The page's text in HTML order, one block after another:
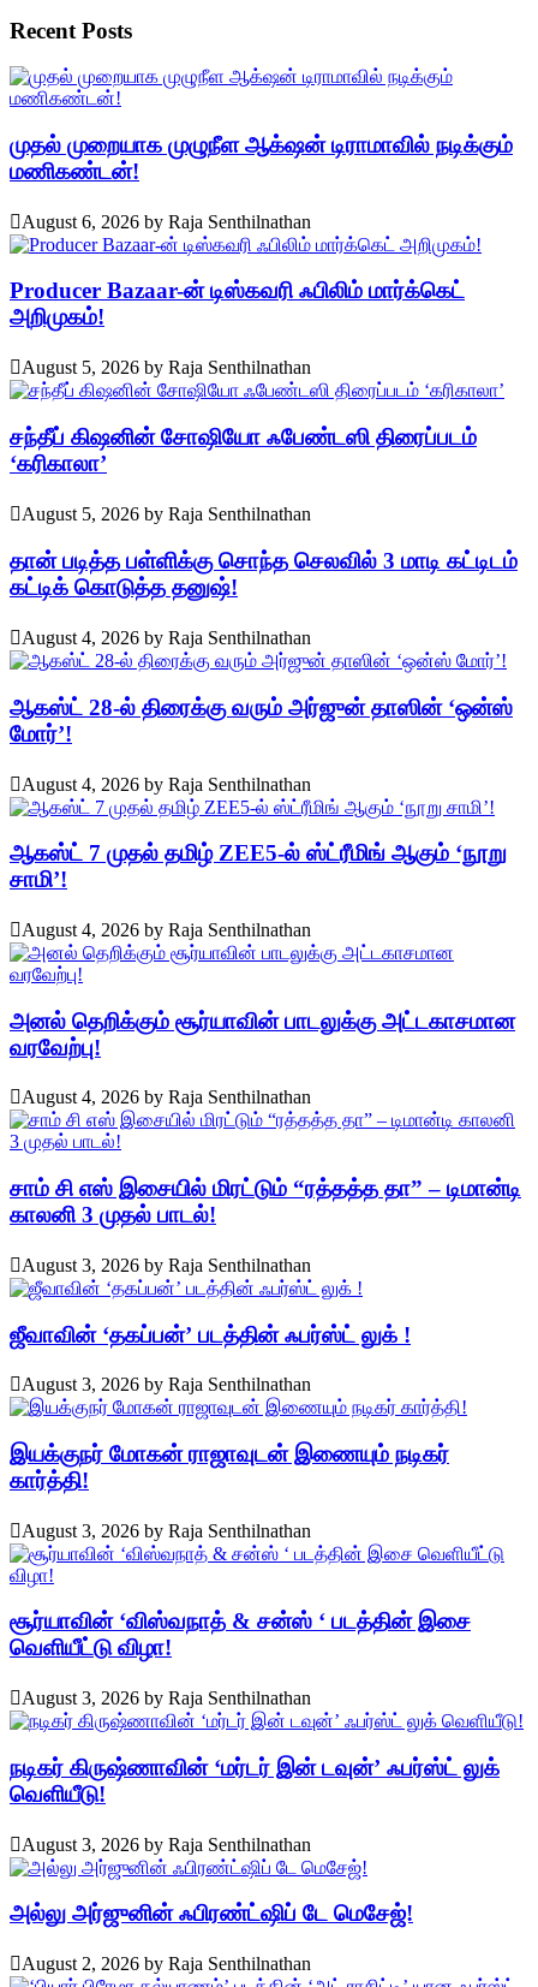
Recent Posts
முதல் முறையாக முழுநீள ஆக்‌ஷன் டிராமாவில் நடிக்கும்
மணிகண்டன்!
August 6, 2026 by Raja Senthilnathan
Producer Bazaar-ன் டிஸ்கவரி ஃபிலிம் மார்க்கெட்
அறிமுகம்!
August 5, 2026 by Raja Senthilnathan
சந்தீப் கிஷனின் சோஷியோ ஃபேண்டஸி திரைப்படம்
‘கரிகாலா’
August 5, 2026 by Raja Senthilnathan
தான் படித்த பள்ளிக்கு சொந்த செலவில் 3 மாடி கட்டிடம்
கட்டிக் கொடுத்த தனுஷ்!
August 4, 2026 by Raja Senthilnathan
ஆகஸ்ட் 28-ல் திரைக்கு வரும் அர்ஜுன் தாஸின் ‘ஒன்ஸ்
மோர்’!
August 4, 2026 by Raja Senthilnathan
ஆகஸ்ட் 7 முதல் தமிழ் ZEE5-ல் ஸ்ட்ரீமிங் ஆகும் ‘நூறு
சாமி’!
August 4, 2026 by Raja Senthilnathan
அனல் தெறிக்கும் சூர்யாவின் பாடலுக்கு அட்டகாசமான
வரவேற்பு!
August 4, 2026 by Raja Senthilnathan
சாம் சி எஸ் இசையில் மிரட்டும் “ரத்தத்த தா” – டிமான்டி
காலனி 3 முதல் பாடல்!
August 3, 2026 by Raja Senthilnathan
ஜீவாவின் ‘தகப்பன்’ படத்தின் ஃபர்ஸ்ட் லுக் !
August 3, 2026 by Raja Senthilnathan
இயக்குநர் மோகன் ராஜாவுடன் இணையும் நடிகர்
கார்த்தி!
August 3, 2026 by Raja Senthilnathan
சூர்யாவின் ‘விஸ்வநாத் & சன்ஸ் ‘ படத்தின் இசை
வெளியீட்டு விழா!
August 3, 2026 by Raja Senthilnathan
நடிகர் கிருஷ்ணாவின் ‘மர்டர் இன் டவுன்’ ஃபர்ஸ்ட் லுக்
வெளியீடு!
August 3, 2026 by Raja Senthilnathan
அல்லு அர்ஜுனின் ஃபிரண்ட்ஷிப் டே மெசேஜ்!
August 2, 2026 by Raja Senthilnathan